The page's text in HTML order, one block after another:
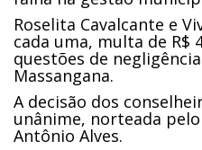
Roselita Cavalcante e
cada uma, multa de R$
questões de
Massangana.
A decisão dos
unânime, norteada
Antônio Alves.